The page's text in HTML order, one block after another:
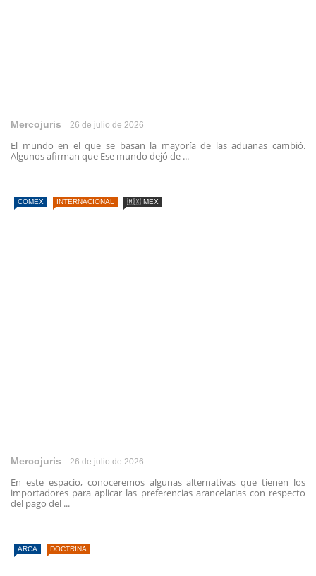
Mercojuris 26 de julio de 2026
El mundo en el que se basan la mayoría de las aduanas cambió.
Algunos afirman que Ese mundo dejó de ...
COMEX INTERNACIONAL 🇲🇽 MEX
Mercojuris 26 de julio de 2026
En este espacio, conoceremos algunas alternativas que tienen los
importadores para aplicar las preferencias arancelarias con respecto
del pago del ...
ARCA DOCTRINA